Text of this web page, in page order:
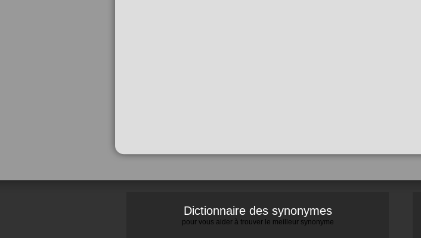
Dictionnaire des synonymes
pour vous aider à trouver le meilleur synonyme